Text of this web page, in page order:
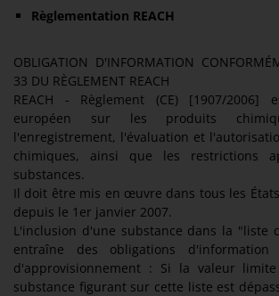
Règlementation REACH
OBLIGATION D'INFORMATION
33 DU RÈGLEMENT REACH
REACH - Règlement (CE) [1907/2006]
européen sur les produits
l'enregistrement, l'évaluation et
chimiques, ainsi que les restrictions
substances.
Il doit être mis en œuvre dans tous les
depuis le 1er janvier 2007.
L'inclusion d'une substance dans la "liste
entraîne des obligations
d'approvisionnement : Si la valeur
substance figurant sur cette liste est